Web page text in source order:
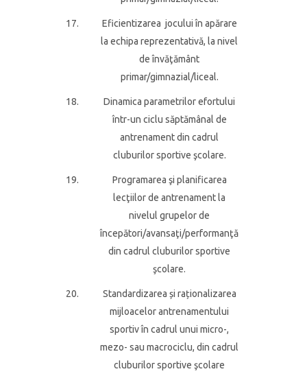
17.
Eficientizarea jocului în apărare
la echipa reprezentativă, la nivel
de învăţământ
primar/gimnazial/liceal.
18.
Dinamica parametrilor efortului
într-un ciclu săptămânal de
antrenament din cadrul
cluburilor sportive şcolare.
19.
Programarea şi planificarea
lecţiilor de antrenament la
nivelul grupelor de
începători/avansaţi/performanţă
din cadrul cluburilor sportive
şcolare.
20.
Standardizarea și raționalizarea
mijloacelor antrenamentului
sportiv în cadrul unui micro-,
mezo- sau macrociclu, din cadrul
cluburilor sportive şcolare